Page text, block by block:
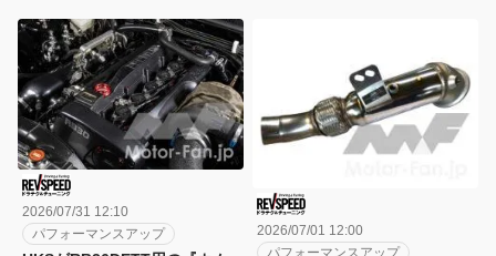
2026/07/31 12:10
パフォーマンスアップ
2026/07/01 12:00
パフォーマンスアップ